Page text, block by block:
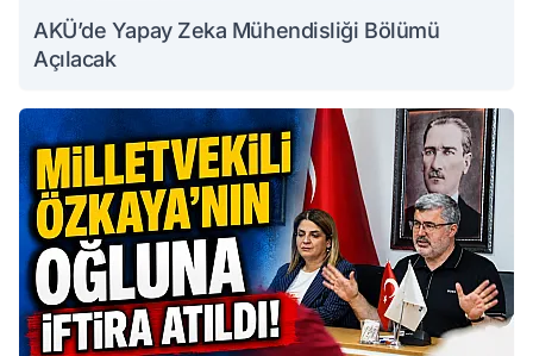
AKÜ’de Yapay Zeka Mühendisliği Bölümü
Açılacak